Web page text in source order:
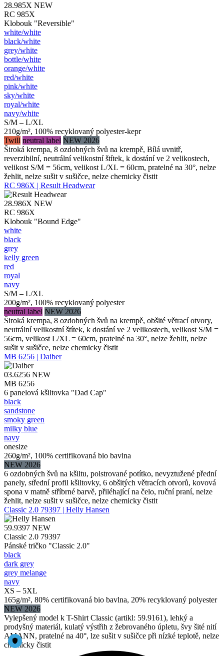
28.985X NEW
RC 985X
Klobouk "Reversible"
white/​white
black/​white
grey/​white
bottle/​white
orange/​white
red/​white
pink/​white
sky/​white
royal/​white
navy/​white
S/M – L/XL
210g/m², 100% recyklovaný polyester-kepr
Twill neutral label NEW 2026
Široká krempa, 8 ozdobných švů na krempě, Bílá uvnitř,
reverzibilní, neutrální velikostní štítek, k dostání ve 2 velikostech,
velikost S/M = 56cm, velikost L/XL = 60cm, pratelné na 30°, nelze
žehlit, nelze sušit v sušičce, nelze chemicky čistit
RC 986X | Result Headwear
28.986X NEW
RC 986X
Klobouk "Bound Edge"
white
black
grey
kelly green
red
royal
navy
S/M – L/XL
200g/m², 100% recyklovaný polyester
neutral label NEW 2026
Široká krempa, 8 ozdobných švů na krempě, obšité větrací otvory,
neutrální velikostní štítek, k dostání ve 2 velikostech, velikost S/M =
56cm, velikost L/XL = 60cm, pratelné na 30°, nelze žehlit, nelze
sušit v sušičce, nelze chemicky čistit
MB 6256 | Daiber
03.6256 NEW
MB 6256
6 panelová kšiltovka "Dad Cap"
black
sandstone
smoky green
milky blue
navy
onesize
260g/m², 100% certifikovaná bio bavlna
NEW 2026
6 ozdobných švů na kšiltu, polstrované potítko, nevyztužené přední
panely, střední profil kšiltovky, 6 obšitých větracích otvorů, kovová
spona v matně stříbrné barvě, přiléhající na čelo, ruční praní, nelze
žehlit, nelze sušit v sušičce, nelze chemicky čistit
Classic 2.0 79397 | Helly Hansen
59.9397 NEW
Classic 2.0 79397
Pánské tričko "Classic 2.0"
black
dark grey
grey melange
navy
XS – 5XL
165g/m², 80% certifikovaná bio bavlna, 20% recyklovaný polyester
NEW 2026
Vylepšený model k T-Shirt Classic (artikl: 59.9161), lehký a
prodyšný materiál, kulatý výstřih z žebrovaného úpletu, švy šité nití
AMANN, pratelné na 40°, lze sušit v sušičce při nízké teplotě, nelze
chemicky čistit